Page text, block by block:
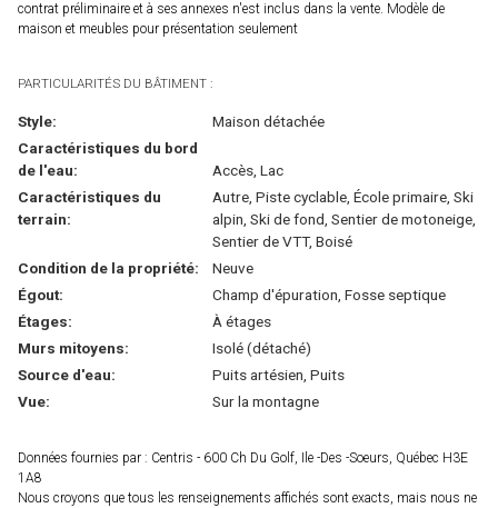
contrat préliminaire et à ses annexes n'est inclus dans la vente. Modèle de
maison et meubles pour présentation seulement
PARTICULARITÉS DU BÂTIMENT :
Style:
Maison détachée
Caractéristiques du bord
de l'eau:
Accès, Lac
Caractéristiques du
terrain:
Autre, Piste cyclable, École primaire, Ski
alpin, Ski de fond, Sentier de motoneige,
Sentier de VTT, Boisé
Condition de la propriété:
Neuve
Égout:
Champ d'épuration, Fosse septique
Étages:
À étages
Murs mitoyens:
Isolé (détaché)
Source d'eau:
Puits artésien, Puits
Vue:
Sur la montagne
Données fournies par : Centris - 600 Ch Du Golf, Ile -Des -Soeurs, Québec H3E
1A8
Nous croyons que tous les renseignements affichés sont exacts, mais nous ne